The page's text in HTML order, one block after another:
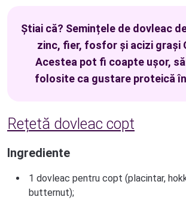
Știai că? Semințele de dovleac
zinc, fier, fosfor și acizi grași
Acestea pot fi coapte ușor,
folosite ca gustare proteică
Rețetă dovleac copt
Ingrediente
1 dovleac pentru copt (placintar,
butternut);